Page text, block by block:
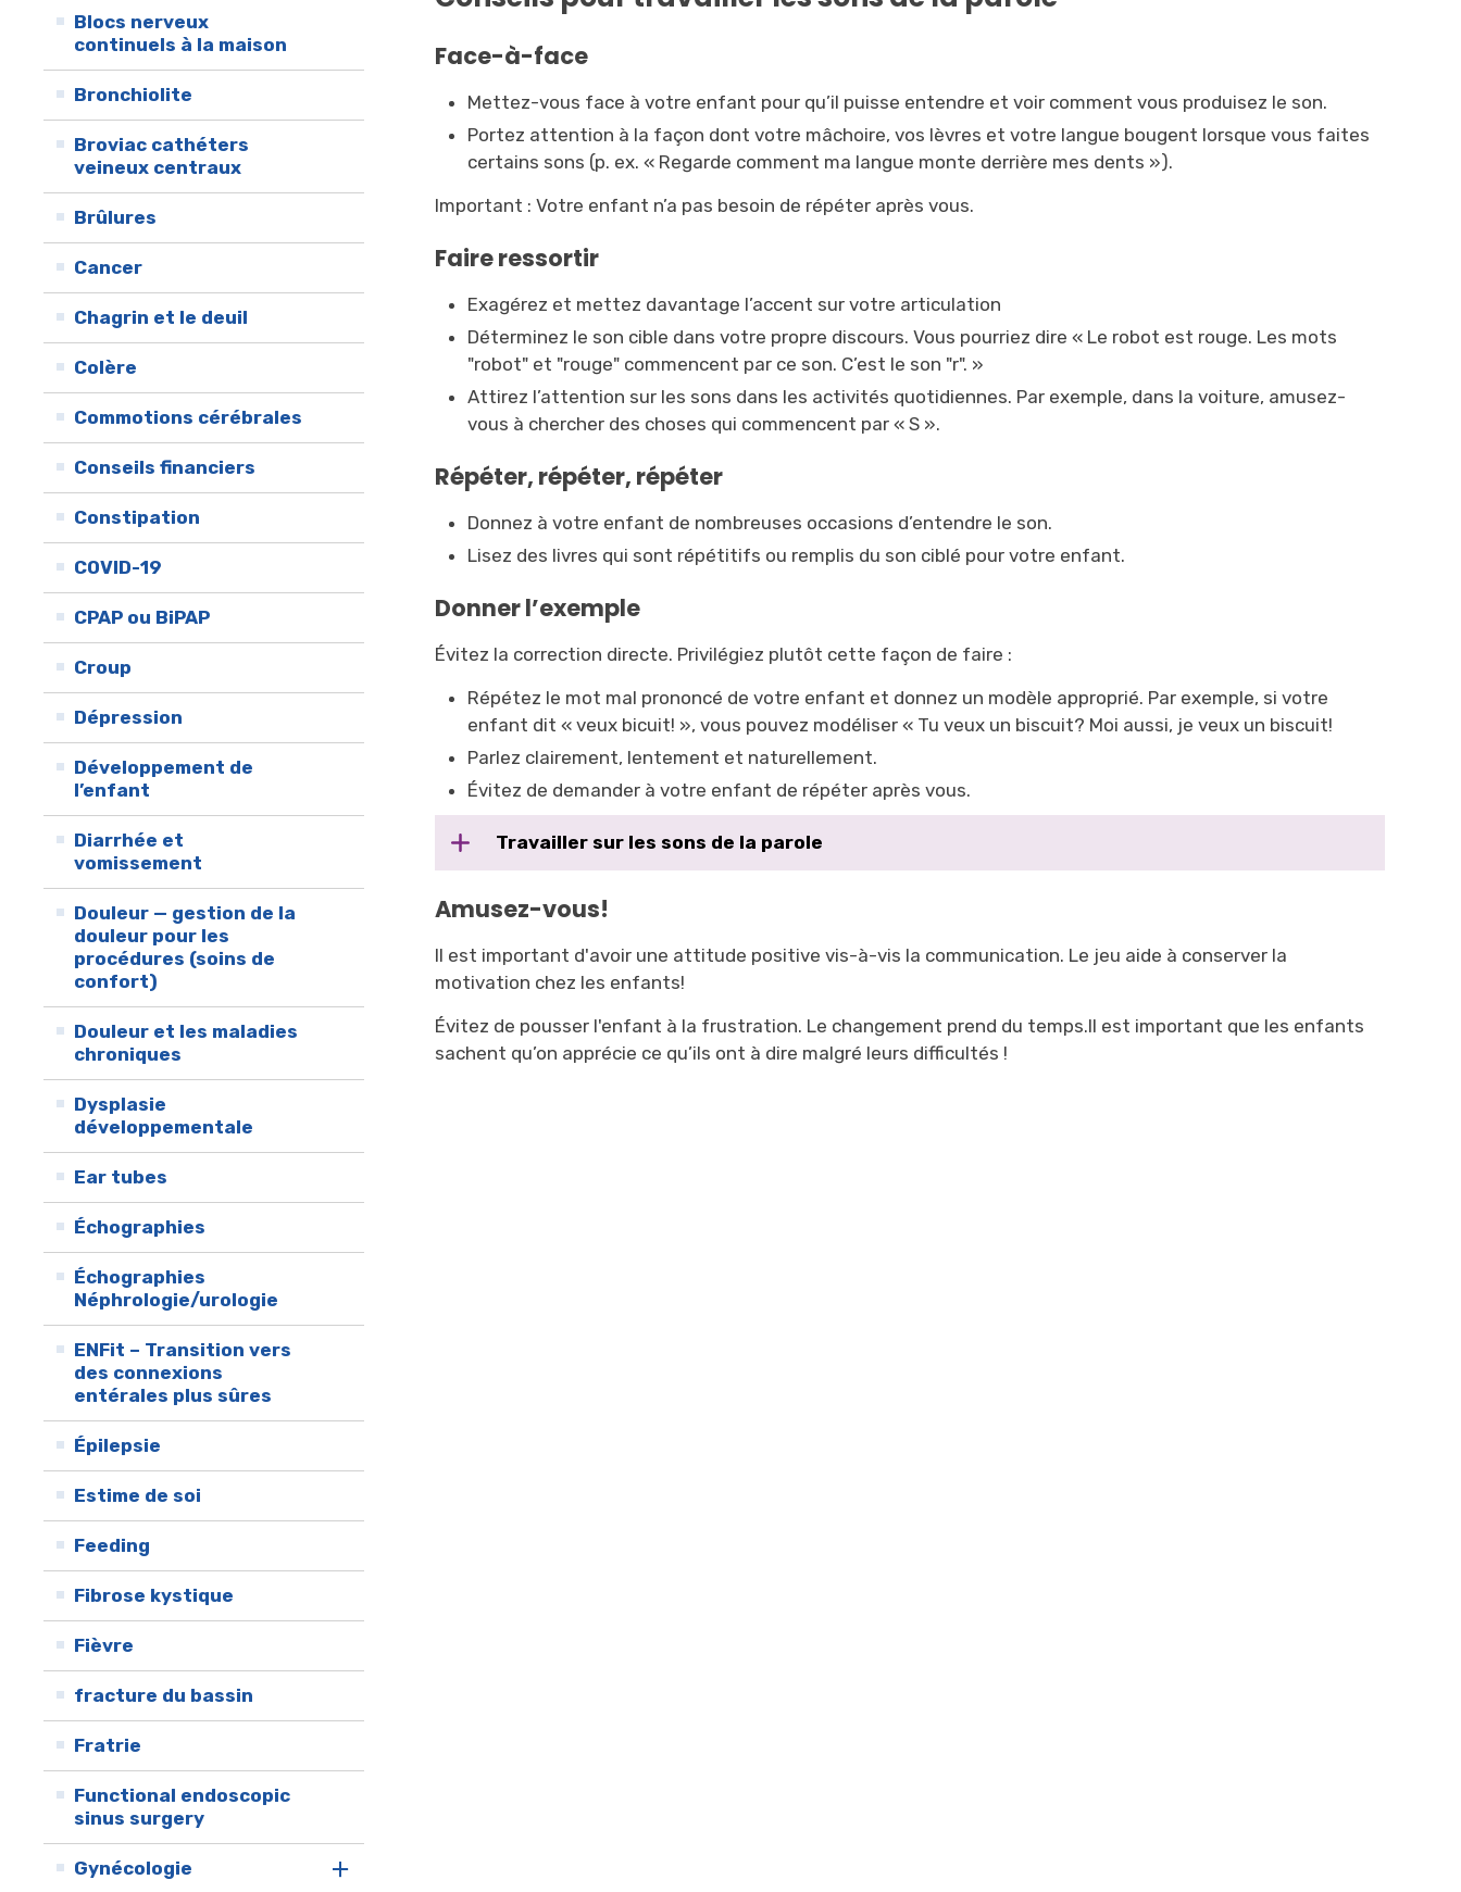
Blocs nerveux
continuels à la maison
Bronchiolite
Broviac cathéters
veineux centraux
Brûlures
Cancer
Chagrin et le deuil
Colère
Commotions cérébrales
Conseils financiers
Constipation
COVID-19
CPAP ou BiPAP
Croup
Dépression
Développement de
l’enfant
Diarrhée et
vomissement
Douleur — gestion de la
douleur pour les
procédures (soins de
confort)
Douleur et les maladies
chroniques
Dysplasie
développementale
Ear tubes
Échographies
Échographies
Néphrologie/urologie
ENFit – Transition vers
des connexions
entérales plus sûres
Épilepsie
Estime de soi
Feeding
Fibrose kystique
Fièvre
fracture du bassin
Fratrie
Functional endoscopic
sinus surgery
Gynécologie
Face-à-face
Mettez-vous face à votre enfant pour qu’il puisse entendre et voir comment vous produisez le son.
Portez attention à la façon dont votre mâchoire, vos lèvres et votre langue bougent lorsque vous faites
certains sons (p. ex. « Regarde comment ma langue monte derrière mes dents »).
Important : Votre enfant n’a pas besoin de répéter après vous.
Faire ressortir
Exagérez et mettez davantage l’accent sur votre articulation
Déterminez le son cible dans votre propre discours. Vous pourriez dire « Le robot est rouge. Les mots
"robot" et "rouge" commencent par ce son. C’est le son "r". »
Attirez l’attention sur les sons dans les activités quotidiennes. Par exemple, dans la voiture, amusez-
vous à chercher des choses qui commencent par « S ».
Répéter, répéter, répéter
Donnez à votre enfant de nombreuses occasions d’entendre le son.
Lisez des livres qui sont répétitifs ou remplis du son ciblé pour votre enfant.
Donner l’exemple
Évitez la correction directe. Privilégiez plutôt cette façon de faire :
Répétez le mot mal prononcé de votre enfant et donnez un modèle approprié. Par exemple, si votre
enfant dit « veux bicuit! », vous pouvez modéliser « Tu veux un biscuit? Moi aussi, je veux un biscuit!
Parlez clairement, lentement et naturellement.
Évitez de demander à votre enfant de répéter après vous.
Travailler sur les sons de la parole
Amusez-vous!
Il est important d'avoir une attitude positive vis-à-vis la communication. Le jeu aide à conserver la
motivation chez les enfants!
Évitez de pousser l'enfant à la frustration. Le changement prend du temps.Il est important que les enfants
sachent qu’on apprécie ce qu’ils ont à dire malgré leurs difficultés !